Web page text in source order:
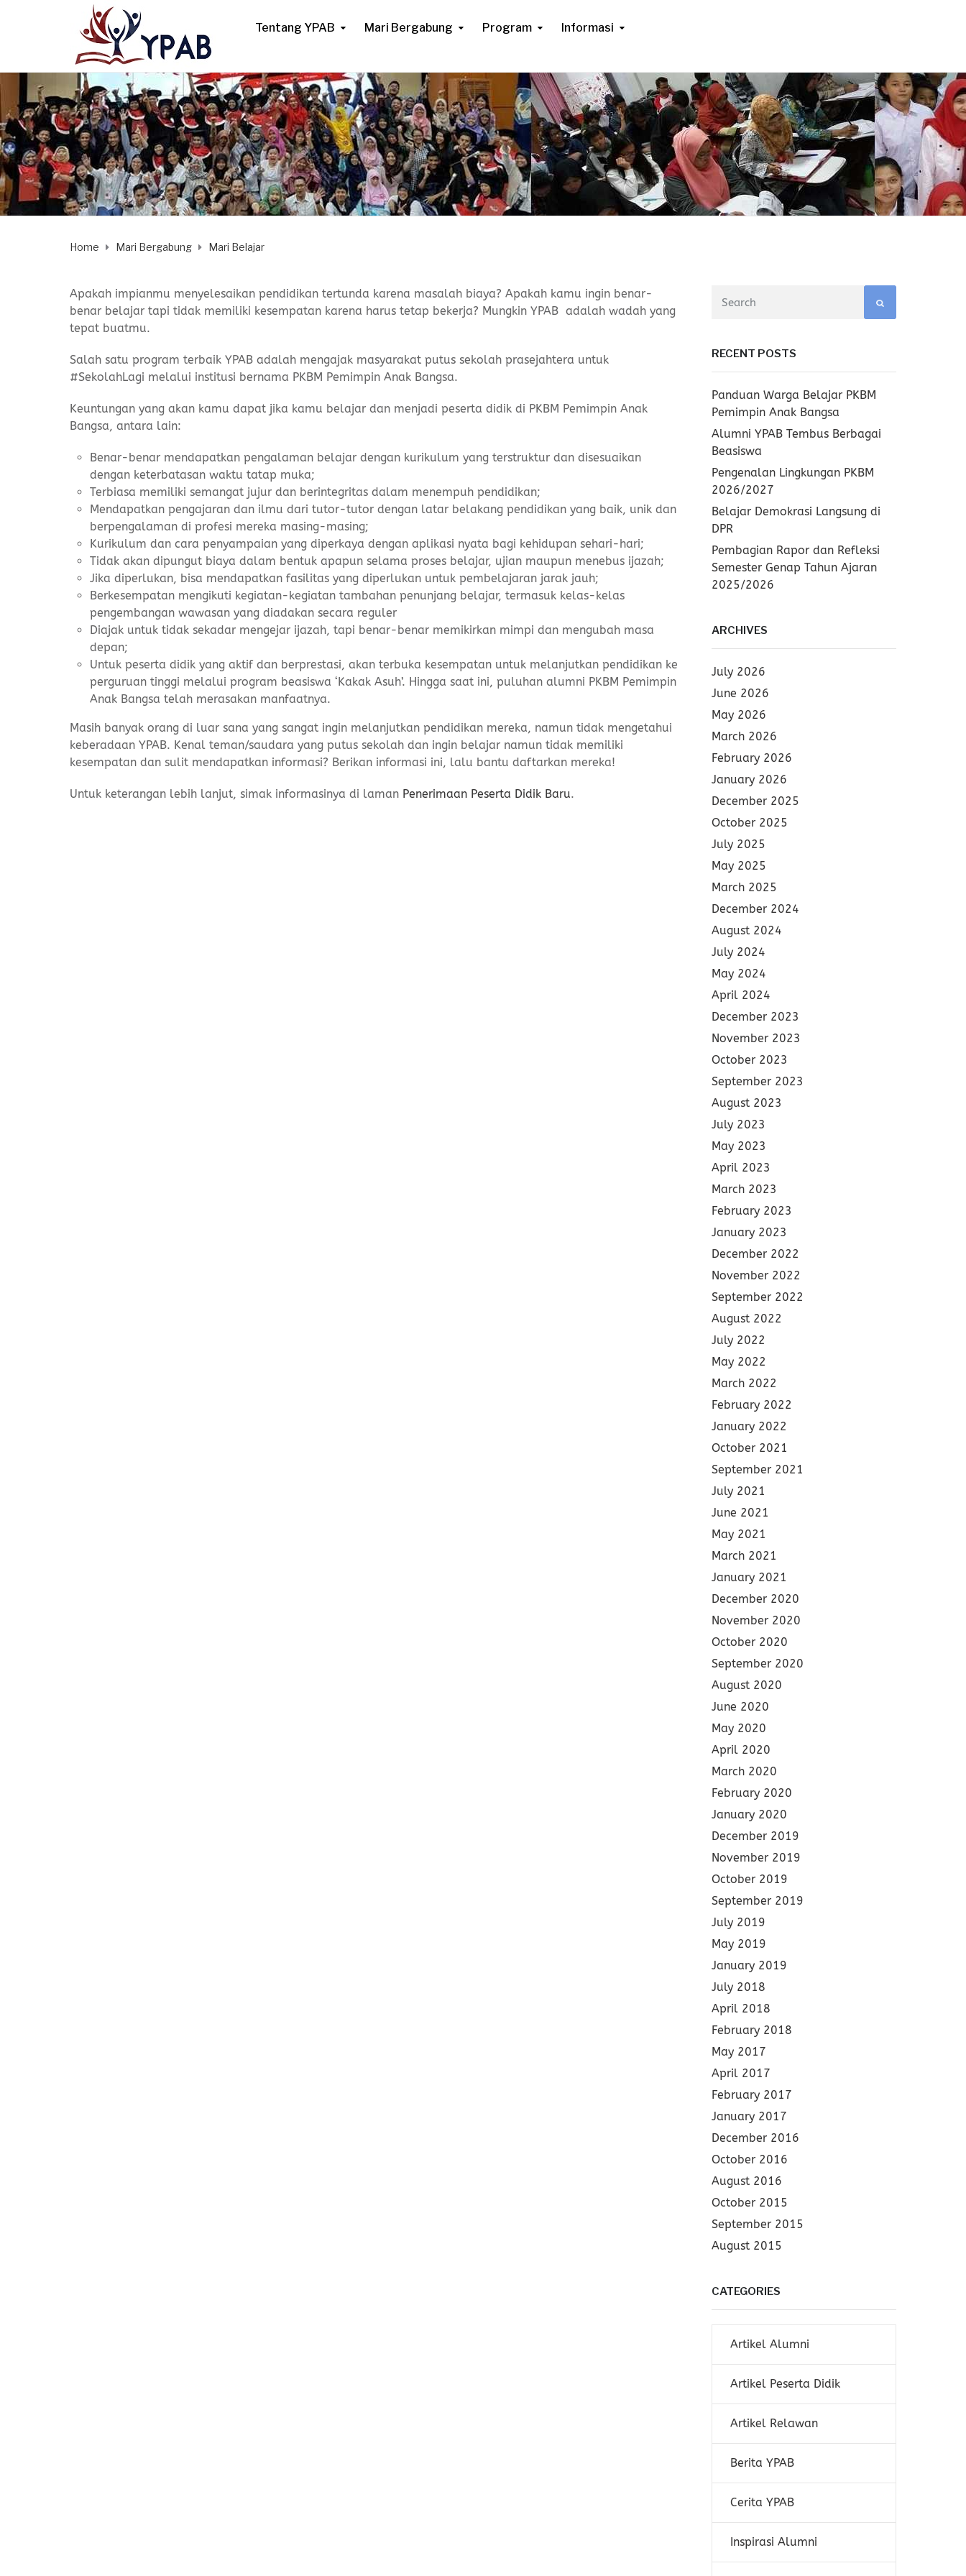
Tentang YPAB Mari Bergabung Program Informasi
Home Mari Bergabung Mari Belajar
Apakah impianmu menyelesaikan pendidikan tertunda karena masalah biaya? Apakah kamu ingin benar-
benar belajar tapi tidak memiliki kesempatan karena harus tetap bekerja? Mungkin YPAB adalah wadah yang
tepat buatmu.
Salah satu program terbaik YPAB adalah mengajak masyarakat putus sekolah prasejahtera untuk
#SekolahLagi melalui institusi bernama PKBM Pemimpin Anak Bangsa.
Keuntungan yang akan kamu dapat jika kamu belajar dan menjadi peserta didik di PKBM Pemimpin Anak
Bangsa, antara lain:
Benar-benar mendapatkan pengalaman belajar dengan kurikulum yang terstruktur dan disesuaikan
dengan keterbatasan waktu tatap muka;
Terbiasa memiliki semangat jujur dan berintegritas dalam menempuh pendidikan;
Mendapatkan pengajaran dan ilmu dari tutor-tutor dengan latar belakang pendidikan yang baik, unik dan
berpengalaman di profesi mereka masing-masing;
Kurikulum dan cara penyampaian yang diperkaya dengan aplikasi nyata bagi kehidupan sehari-hari;
Tidak akan dipungut biaya dalam bentuk apapun selama proses belajar, ujian maupun menebus ijazah;
Jika diperlukan, bisa mendapatkan fasilitas yang diperlukan untuk pembelajaran jarak jauh;
Berkesempatan mengikuti kegiatan-kegiatan tambahan penunjang belajar, termasuk kelas-kelas
pengembangan wawasan yang diadakan secara reguler
Diajak untuk tidak sekadar mengejar ijazah, tapi benar-benar memikirkan mimpi dan mengubah masa
depan;
Untuk peserta didik yang aktif dan berprestasi, akan terbuka kesempatan untuk melanjutkan pendidikan ke
perguruan tinggi melalui program beasiswa ‘Kakak Asuh’. Hingga saat ini, puluhan alumni PKBM Pemimpin
Anak Bangsa telah merasakan manfaatnya.
Masih banyak orang di luar sana yang sangat ingin melanjutkan pendidikan mereka, namun tidak mengetahui
keberadaan YPAB. Kenal teman/saudara yang putus sekolah dan ingin belajar namun tidak memiliki
kesempatan dan sulit mendapatkan informasi? Berikan informasi ini, lalu bantu daftarkan mereka!
Untuk keterangan lebih lanjut, simak informasinya di laman Penerimaan Peserta Didik Baru.
RECENT POSTS
Panduan Warga Belajar PKBM
Pemimpin Anak Bangsa
Alumni YPAB Tembus Berbagai
Beasiswa
Pengenalan Lingkungan PKBM
2026/2027
Belajar Demokrasi Langsung di
DPR
Pembagian Rapor dan Refleksi
Semester Genap Tahun Ajaran
2025/2026
ARCHIVES
July 2026
June 2026
May 2026
March 2026
February 2026
January 2026
December 2025
October 2025
July 2025
May 2025
March 2025
December 2024
August 2024
July 2024
May 2024
April 2024
December 2023
November 2023
October 2023
September 2023
August 2023
July 2023
May 2023
April 2023
March 2023
February 2023
January 2023
December 2022
November 2022
September 2022
August 2022
July 2022
May 2022
March 2022
February 2022
January 2022
October 2021
September 2021
July 2021
June 2021
May 2021
March 2021
January 2021
December 2020
November 2020
October 2020
September 2020
August 2020
June 2020
May 2020
April 2020
March 2020
February 2020
January 2020
December 2019
November 2019
October 2019
September 2019
July 2019
May 2019
January 2019
July 2018
April 2018
February 2018
May 2017
April 2017
February 2017
January 2017
December 2016
October 2016
August 2016
October 2015
September 2015
August 2015
CATEGORIES
Artikel Alumni
Artikel Peserta Didik
Artikel Relawan
Berita YPAB
Cerita YPAB
Inspirasi Alumni